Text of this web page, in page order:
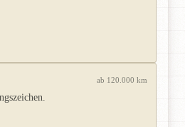
ab 120.000 km